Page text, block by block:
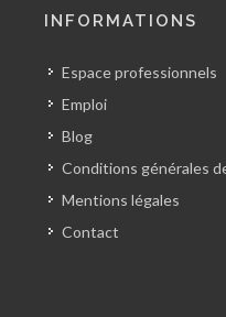
INFORMATIONS
Espace professionnels
Emploi
Blog
Conditions générales
Mentions légales
Contact